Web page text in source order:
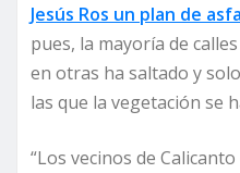
Jesús Ros un plan de
pues, la mayoría de
en otras ha saltado y
las que la vegetación se
“Los vecinos de